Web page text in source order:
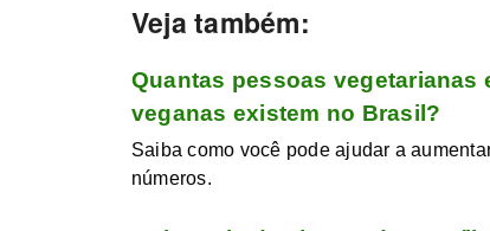
Veja também:
Quantas pessoas vegetarianas
veganas existem no Brasil?
Saiba como você pode ajudar a
números.